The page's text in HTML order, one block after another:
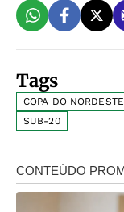
Tags
COPA DO NORDESTE
SUB-20